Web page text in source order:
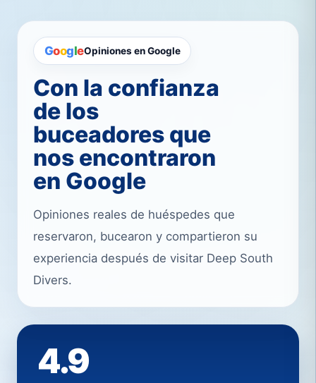
GoogleOpiniones en Google
Con la confianza
de los
buceadores que
nos encontraron
en Google
Opiniones reales de huéspedes que
reservaron, bucearon y compartieron su
experiencia después de visitar Deep South
Divers.
4.9